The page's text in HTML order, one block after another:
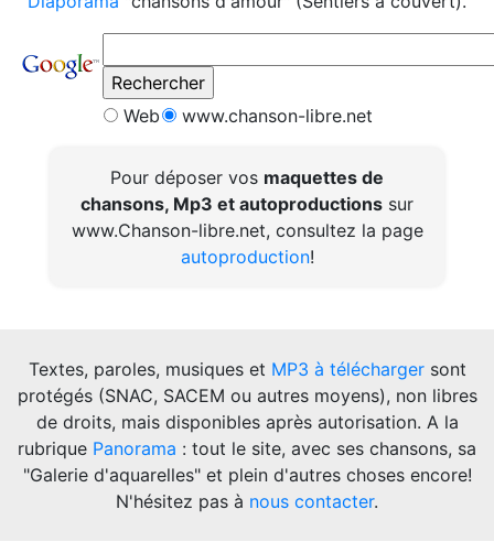
Web www.chanson-libre.net
Pour déposer vos maquettes de
chansons, Mp3 et autoproductions sur
www.Chanson-libre.net, consultez la page
autoproduction!
Textes, paroles, musiques et MP3 à téléchargersont
protégés (SNAC, SACEM ou autres moyens), non libres
de droits, mais disponibles après autorisation. A la
rubrique Panorama : tout le site, avec ses chansons, sa
"Galerie d'aquarelles" et plein d'autres choses encore!
N'hésitez pas à nous contacter.